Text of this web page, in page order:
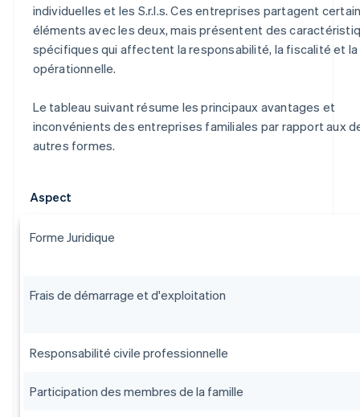
individuelles et les S.r.l.s. Ces entreprises partagent
éléments avec les deux, mais présentent des
spécifiques qui affectent la responsabilité, la fiscalité et
opérationnelle.
Le tableau suivant résume les principaux avantages et
inconvénients des entreprises familiales par rapport aux
autres formes.
Aspect
Forme Juridique
Frais de démarrage et d'exploitation
Responsabilité civile professionnelle
Participation des membres de la famille